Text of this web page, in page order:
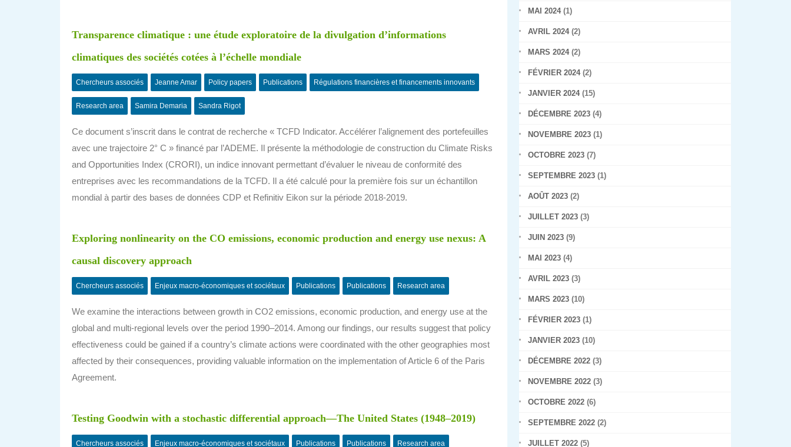
Transparence climatique : une étude exploratoire de la divulgation d’informations
climatiques des sociétés cotées à l’échelle mondiale
Chercheurs associés Jeanne Amar Policy papers Publications Régulations financières et financements innovants
Research area Samira Demaria Sandra Rigot
Ce document s’inscrit dans le contrat de recherche « TCFD Indicator. Accélérer l’alignement des portefeuilles
avec une trajectoire 2° C » financé par l’ADEME. Il présente la méthodologie de construction du Climate Risks
and Opportunities Index (CRORI), un indice innovant permettant d’évaluer le niveau de conformité des
entreprises avec les recommandations de la TCFD. Il a été calculé pour la première fois sur un échantillon
mondial à partir des bases de données CDP et Refinitiv Eikon sur la période 2018-2019.
Exploring nonlinearity on the CO emissions, economic production and energy use nexus: A
causal discovery approach
Chercheurs associés Enjeux macro-économiques et sociétaux Publications Publications Research area
We examine the interactions between growth in CO2 emissions, economic production, and energy use at the
global and multi-regional levels over the period 1990–2014. Among our findings, our results suggest that policy
effectiveness could be gained if a country’s climate actions were coordinated with the other geographies most
affected by their consequences, providing valuable information on the implementation of Article 6 of the Paris
Agreement.
Testing Goodwin with a stochastic differential approach—The United States (1948–2019)
Chercheurs associés Enjeux macro-économiques et sociétaux Publications Publications Research area
MAI 2024(1)
AVRIL 2024(2)
MARS 2024(2)
FÉVRIER 2024(2)
JANVIER 2024(15)
DÉCEMBRE 2023 (4)
NOVEMBRE 2023 (1)
OCTOBRE 2023 (7)
SEPTEMBRE 2023 (1)
AOÛT 2023 (2)
JUILLET 2023 (3)
JUIN 2023 (9)
MAI 2023 (4)
AVRIL 2023 (3)
MARS 2023 (10)
FÉVRIER 2023 (1)
JANVIER 2023 (10)
DÉCEMBRE 2022 (3)
NOVEMBRE 2022 (3)
OCTOBRE 2022 (6)
SEPTEMBRE 2022 (2)
JUILLET 2022 (5)